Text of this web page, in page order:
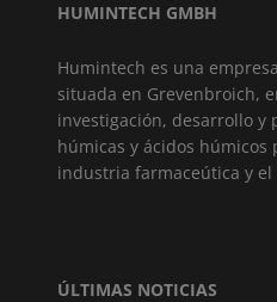
HUMINTECH GMBH
Humintech es una
situada en Grevenbroich,
investigación, desarrollo y
húmicas y ácidos
industria farmaceútica y
ÚLTIMAS NOTICIAS